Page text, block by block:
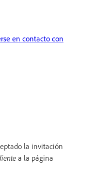
en contacto con
la invitación
a la página